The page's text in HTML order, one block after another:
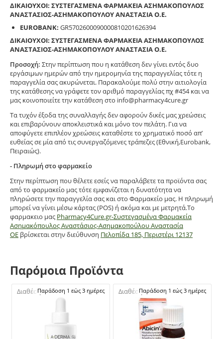
ΔΙΚΑΙΟΥΧΟΙ: ΣΥΣΤΕΓΑΣΜΕΝΑ ΦΑΡΜΑΚΕΙΑ ΑΣΗΜΑΚΟΠΟΥΛΟΣ
ΑΝΑΣΤΑΣΙΟΣ-ΑΣΗΜΑΚΟΠΟΥΛΟΥ ΑΝΑΣΤΑΣΙΑ Ο.Ε.
EUROBANK: GR5702600090000810201626394
ΔΙΚΑΙΟΥΧΟΙ: ΣΥΣΤΕΓΑΣΜΕΝΑ ΦΑΡΜΑΚΕΙΑ ΑΣΗΜΑΚΟΠΟΥΛΟΣ
ΑΝΑΣΤΑΣΙΟΣ-ΑΣΗΜΑΚΟΠΟΥΛΟΥ ΑΝΑΣΤΑΣΙΑ Ο.Ε.
Προσοχή: Στην περίπτωση που η κατάθεση δεν γίνει εντός δυο
εργάσιμων ημερών από την ημερομηνία της παραγγελίας τότε η
παραγγελία σας ακυρώνεται. Παρακαλούμε πολύ στην αιτιολογία
της κατάθεσης να γράφετε τον αριθμό παραγγελίας πχ #454 και να
μας κοινοποιείτε την κατάθεση στο info@pharmacy4cure.gr
Τα τυχόν έξοδα της συναλλαγής δεν αφορούν δικές μας χρεώσεις
και επιβαρύνουν αποκλειστικά και μόνο τον πελάτη. Για να
αποφύγετε επιπλέον χρεώσεις καταθέστε το χρηματικό ποσό απ’
ευθείας σε μία από τις συνεργαζόμενες τράπεζες (Εθνική,Eurobank,
Πειραιώς).
- Πληρωμή στο φαρμακείο
Στην περίπτωση που θέλετε εσείς να παραλάβετε τα προϊόντα σας
από το φαρμακείο μας τότε εμφανίζεται η δυνατότητα να
πληρώσετε την παραγγελία σας και στο Φαρμακείο μας. Η πληρωμή
μπορεί να γίνει μέσω κάρτας (POS) ή ακόμα και με μετρητά.Το
φαρμακειο μας Pharmacy4Cure.gr-Συστεγασμένα Φαρμακεία
Ασημακόπουλος Αναστάσιος-Ασημακοπούλου Αναστασία
ΟΕ βρίσκεται στην διεύθυνση Πελοπίδα 185, Περιστέρι 12137
Παρόμοια Προϊόντα
Διαθέσιμο:Παράδοση 1 εώς 3 ημέρες Διαθέσιμο:Παράδοση 1 εώς 3 ημέρες